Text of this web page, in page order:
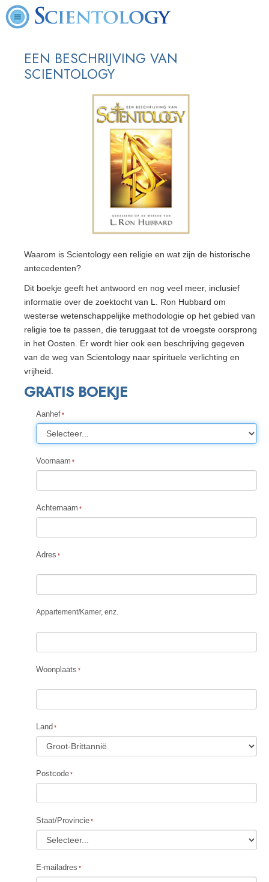
EEN BESCHRIJVING VAN
SCIENTOLOGY
Waarom is Scientology een religie en wat zijn de historische
antecedenten?
Dit boekje geeft het antwoord en nog veel meer, inclusief
informatie over de zoektocht van L. Ron Hubbard om
westerse wetenschappelijke methodologie op het gebied van
religie toe te passen, die teruggaat tot de vroegste oorsprong
in het Oosten. Er wordt hier ook een beschrijving gegeven
van de weg van Scientology naar spirituele verlichting en
vrijheid.
GRATIS BOEKJE
Aanhef
Voornaam
Achternaam
Adres
Appartement/Kamer, enz.
Woonplaats
Land
Postcode
Staat/Provincie
E-mailadres